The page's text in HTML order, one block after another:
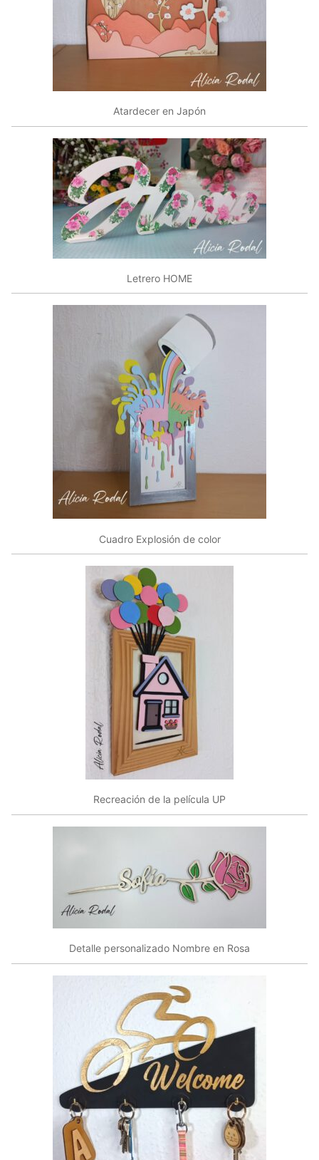
Atardecer en Japón
Letrero HOME
Cuadro Explosión de color
Recreación de la película UP
Detalle personalizado Nombre en Rosa